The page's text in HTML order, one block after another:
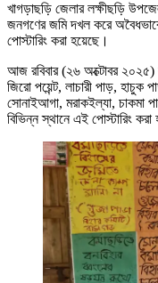
খাগড়াছড়ি জেলার লক্ষীছড়ি
জনগণের জমি দখল করে
পোস্টারিং করা হয়েছে।
আজ রবিবার (২৬ অক্টোবর ২০২৫)
জিরো পয়েন্ট, লাচারী পাড়, হাচুক
সোনাইআগা, মরাকইল্যা, চাকমা
বিভিন্ন স্থানে এই পোস্টারিং করা